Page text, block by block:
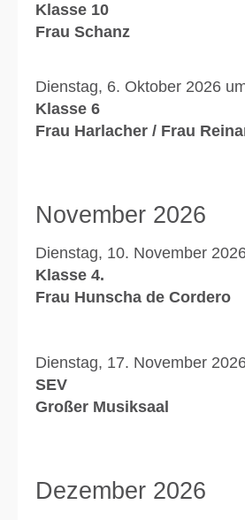
Klasse 10
Frau Schanz
Dienstag, 6. Oktober 2026
Klasse 6
Frau Harlacher / Frau
November 2026
Dienstag, 10. November
Klasse 4.
Frau Hunscha de Cordero
Dienstag, 17. November
SEV
Großer Musiksaal
Dezember 2026